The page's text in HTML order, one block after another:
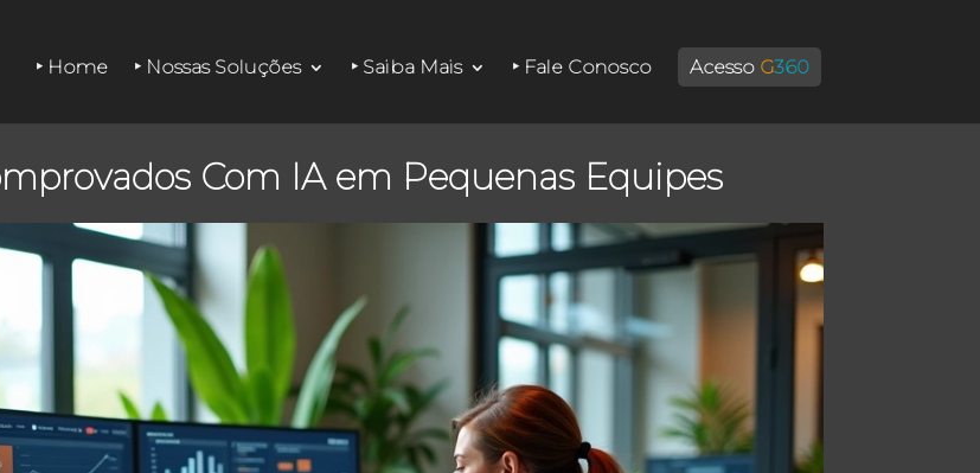
‣ Home ‣ Nossas Soluções ‣ Saiba Mais ‣ Fale Conosco Acesso G360
Com IA em Pequenas Equipes